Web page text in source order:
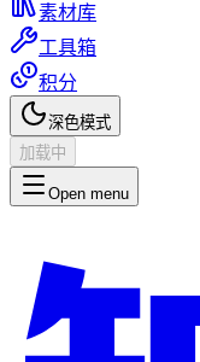
素材库
工具箱
积分
深色模式
加载中
Open menu